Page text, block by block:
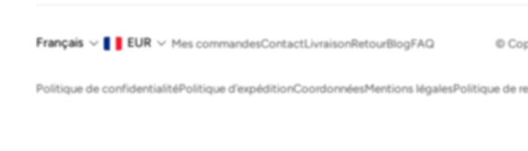
Français EUR Mes commandesContactLivraisonRetourBlogFAQ ©
Politique de confidentialitéPolitique d’expéditionCoordonnéesMentions légalesPolitique de